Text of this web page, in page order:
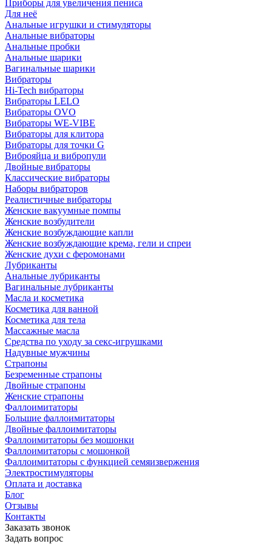
Приборы для увеличения пениса
Для неё
Анальные игрушки и стимуляторы
Анальные вибраторы
Анальные пробки
Анальные шарики
Вагинальные шарики
Вибраторы
Hi-Tech вибраторы
Вибраторы LELO
Вибраторы OVO
Вибраторы WE-VIBE
Вибраторы для клитора
Вибраторы для точки G
Виброяйца и вибропули
Двойные вибраторы
Классические вибраторы
Наборы вибраторов
Реалистичные вибраторы
Женские вакуумные помпы
Женские возбудители
Женские возбуждающие капли
Женские возбуждающие крема, гели и спреи
Женские духи с феромонами
Лубриканты
Анальные лубриканты
Вагинальные лубриканты
Масла и косметика
Косметика для ванной
Косметика для тела
Массажные масла
Средства по уходу за секс-игрушками
Надувные мужчины
Страпоны
Безременные страпоны
Двойные страпоны
Женские страпоны
Фаллоимитаторы
Большие фаллоимитаторы
Двойные фаллоимитаторы
Фаллоимитаторы без мошонки
Фаллоимитаторы с мошонкой
Фаллоимитаторы с функцией семяизвержения
Электростимуляторы
Оплата и доставка
Блог
Отзывы
Контакты
Заказать звонок
Задать вопрос